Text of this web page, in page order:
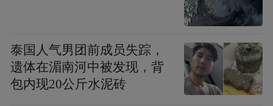
泰国人气男团前成员失踪，
遗体在湄南河中被发现，背
包内现20公斤水泥砖